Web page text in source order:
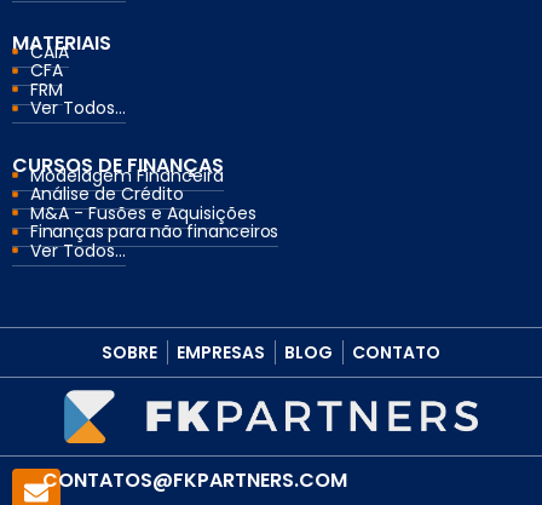
MATERIAIS
CAIA
CFA
FRM
Ver Todos...
CURSOS DE FINANÇAS
Modelagem Financeira
Análise de Crédito
M&A - Fusões e Aquisições
Finanças para não financeiros
Ver Todos...
SOBRE EMPRESAS BLOG CONTATO
CONTATOS@FKPARTNERS.COM